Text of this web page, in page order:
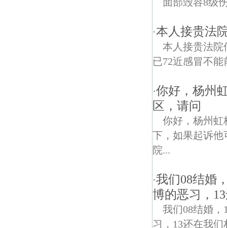
·本人接贵法
本人接贵法院
已72近感冒不
·你好，杨州
区，请问
你好，杨州虹
下，如果起诉他
院...
·我们08结婚
博的恶习，
我们08结婚
习，13还在我